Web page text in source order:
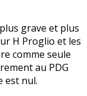
grave et plus
H Proglio et les
comme seule
au PDG
est nul.